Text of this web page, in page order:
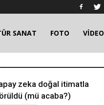
SANAT FOTO VİDEO
zeka doğal itimatla
(mü acaba?)